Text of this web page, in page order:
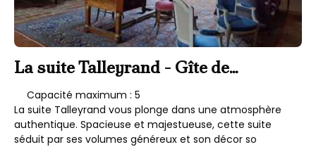
La suite Talleyrand - Gîte de
caractère
Capacité maximum : 5
La suite Talleyrand vous plonge dans une atmosphère
authentique. Spacieuse et majestueuse, cette suite
séduit par ses volumes généreux et son décor so